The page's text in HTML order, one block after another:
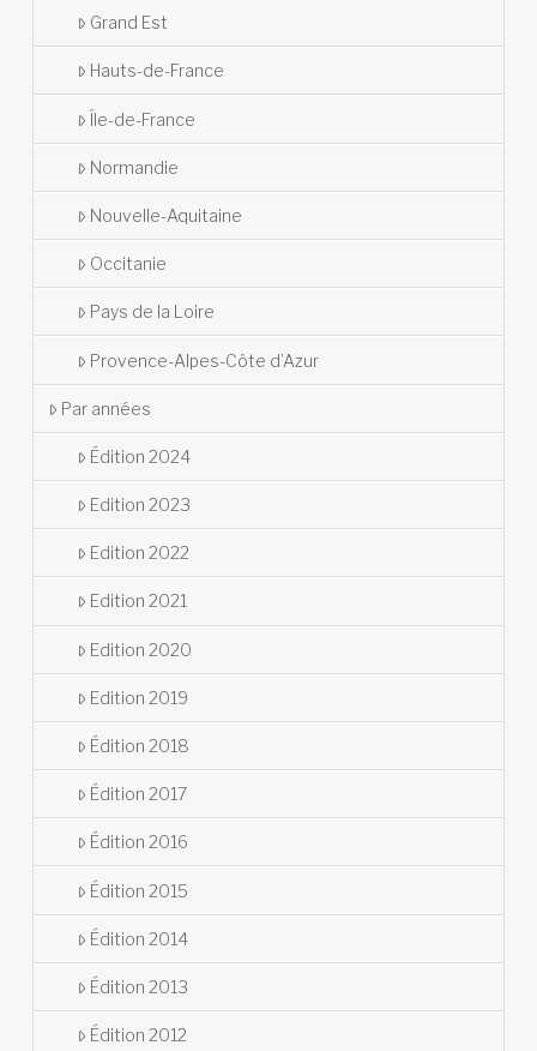
Grand Est
Hauts-de-France
Île-de-France
Normandie
Nouvelle-Aquitaine
Occitanie
Pays de la Loire
Provence-Alpes-Côte d’Azur
Par années
Édition 2024
Edition 2023
Edition 2022
Edition 2021
Edition 2020
Edition 2019
Édition 2018
Édition 2017
Édition 2016
Édition 2015
Édition 2014
Édition 2013
Édition 2012